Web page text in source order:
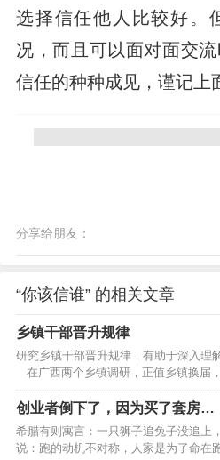
选择信任他人比较好。
况，而且可以面对面交
信任的种种成见，谨记上
分享给朋友：
“你该信谁” 的相关文章
乡镇干部晋升规律
研究乡镇干部晋升规律，有助于深入
在广西两个乡镇调研，正值乡镇换届
几乎所有班子成员都获得了提拔或重用
级，重用是同级却到了更重要岗位。乡
成员都能在五年一度的乡镇换届中提拔
构成了对乡镇干部的巨大激励。乡镇政
乡镇一级资源比较少，待遇比较差，工
创业者倒下了，因为买了套房…
希腊有则寓言：一只狮子追兔子没追上
说：跑的动机不对称，人家是为了命在